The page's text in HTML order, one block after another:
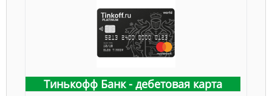
Тинькофф Банк - дебетовая карта